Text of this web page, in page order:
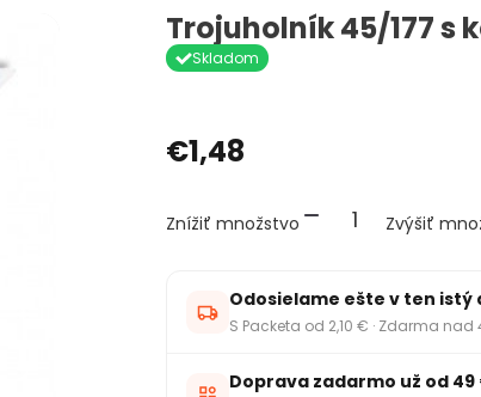
Trojuholník 45/177 s
Skladom
€1,48
Znížiť množstvo Zvýšiť
Odosielame ešte v ten istý
S Packeta od 2,10 € · Zdarma nad
Doprava zadarmo už od 49